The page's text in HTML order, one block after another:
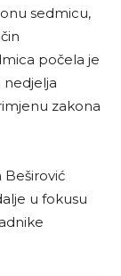
sedmicu,
počela je
nedjelja
zakona
Beširović
u fokusu